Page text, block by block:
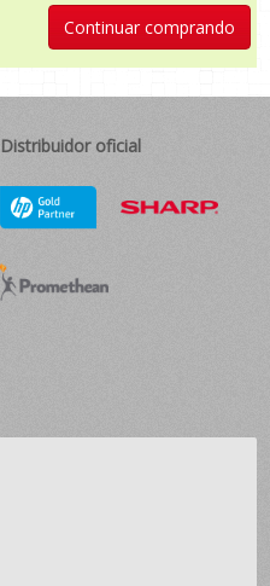
Continuar comprando
Distribuidor oficial